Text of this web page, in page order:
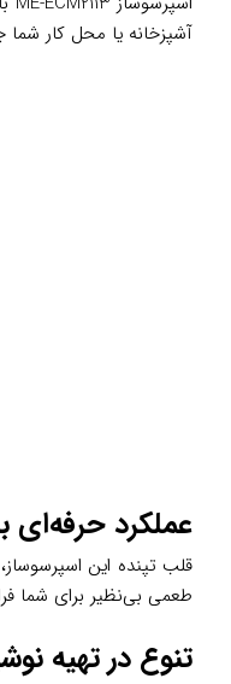
آشپزخانه یا محل کار
عملکرد حرفه‌ای با
طعمی بی‌نظیر برای شما
تنوع در تهیه